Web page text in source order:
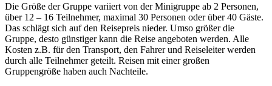
Die Größe der Gruppe variiert von der Minigruppe ab 2 Personen,
über 12 – 16 Teilnehmer, maximal 30 Personen oder über 40 Gäste.
Das schlägt sich auf den Reisepreis nieder. Umso größer die
Gruppe, desto günstiger kann die Reise angeboten werden. Alle
Kosten z.B. für den Transport, den Fahrer und Reiseleiter werden
durch alle Teilnehmer geteilt. Reisen mit einer großen
Gruppengröße haben auch Nachteile.